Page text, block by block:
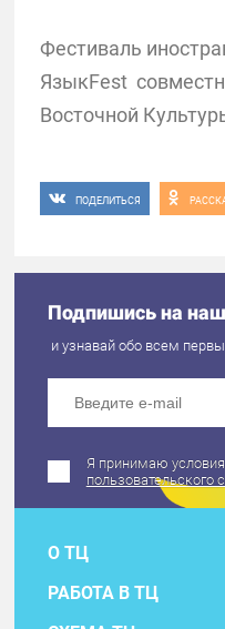
Фестиваль
ЯзыкFest
Восточной
ПОДЕЛИТЬСЯ
Подпишись на
и узнавай обо всем
Я принимаю условия
пользовательского
О ТЦ
РАБОТА В ТЦ